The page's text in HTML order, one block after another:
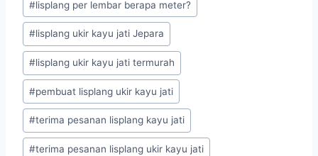
#lisplang per lembar berapa meter?
#lisplang ukir kayu jati Jepara
#lisplang ukir kayu jati termurah
#pembuat lisplang ukir kayu jati
#terima pesanan lisplang kayu jati
#terima pesanan lisplang ukir kayu jati